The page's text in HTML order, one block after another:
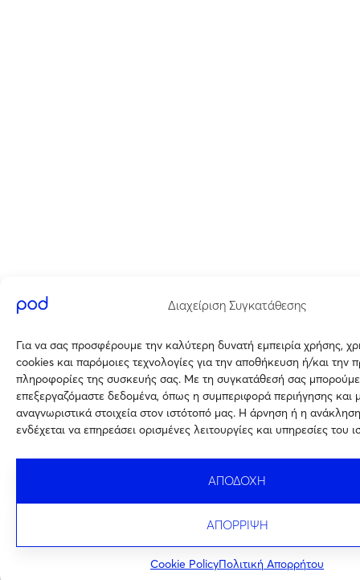
Διαχείριση Συγκατάθεσης
Για να σας προσφέρουμε την καλύτερη δυνατή εμπειρία χρήσης,
cookies και παρόμοιες τεχνολογίες για την αποθήκευση ή/και την
πληροφορίες της συσκευής σας. Με τη συγκατάθεσή σας
επεξεργαζόμαστε δεδομένα, όπως η συμπεριφορά περιήγησης και
αναγνωριστικά στοιχεία στον ιστότοπό μας. Η άρνηση ή η
ενδέχεται να επηρεάσει ορισμένες λειτουργίες και υπηρεσίες του
ΑΠΟΔΟΧΗ
ΑΠΟΡΡΙΨΗ
Cookie PolicyΠολιτική Απορρήτου